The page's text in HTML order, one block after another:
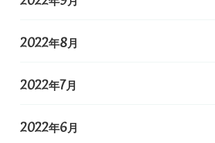
2022年8月
2022年7月
2022年6月